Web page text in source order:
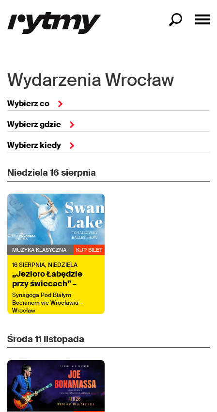
Wydarzenia Wrocław
Wybierz co
Wybierz gdzie
Wybierz kiedy
Niedziela 16 sierpnia
MUZYKA KLASYCZNA KUP BILET
16SIERPNIA, NIEDZIELA
„Jezioro Łabędzie
przy świecach” –
koncert z tańcem na
żywo
Synagoga Pod Białym
Bocianem we Wrocławiu -
Wrocław
Środa 11 listopada